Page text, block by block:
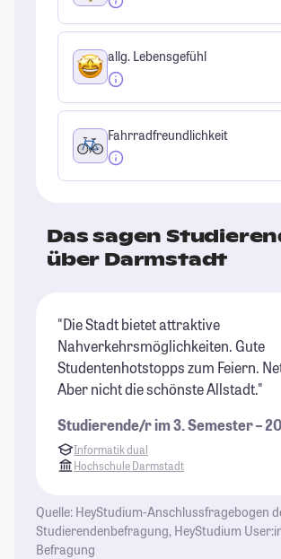
allg. Lebensgefühl
Fahrradfreundlichkeit
Das sagen
über Darmstadt
"Die Stadt bietet attraktive
Nahverkehrsmöglichkeiten. Gute
Studentenhotstopps zum Feiern.
Aber nicht die schönste Allstadt."
Studierende/r im 3. Semester –
Informatik dual
Hochschule Darmstadt
Quelle: HeyStudium-Anschlussfragebogen
Studierendenbefragung, HeyStudium
Befragung